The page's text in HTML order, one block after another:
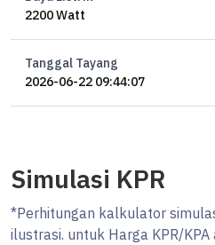
2200 Watt
Tanggal Tayang
2026-06-22 09:44:07
Simulasi KPR
*Perhitungan kalkulator
ilustrasi. untuk Harga KPR/